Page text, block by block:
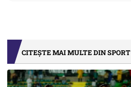
CITEȘTE MAI MULTE DIN SPORT